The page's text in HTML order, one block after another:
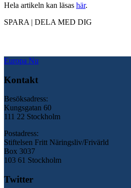
Hela artikeln kan läsas här.
SPARA | DELA MED DIG
Europa Nu
Kontakt
Besöksadress:
Kungsgatan 60
111 22 Stockholm
Postadress:
Stiftelsen Fritt Näringsliv/Frivärld
Box 3037
103 61 Stockholm
Twitter